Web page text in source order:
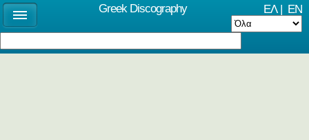
ΕΛ| EN
Greek Discography